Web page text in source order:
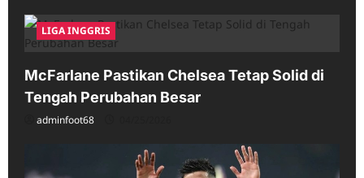
LIGA INGGRIS
McFarlane Pastikan Chelsea Tetap Solid di
Tengah Perubahan Besar
adminfoot68